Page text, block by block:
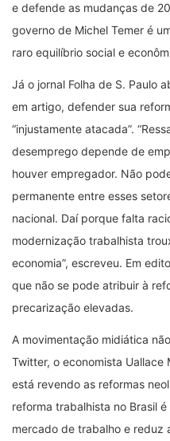
e defende as mudanças de
governo de Michel Temer é
raro equilíbrio social e
Já o jornal Folha de S. Paulo
em artigo, defender sua
“injustamente atacada”.
desemprego depende de
houver empregador. Não
permanente entre esses
nacional. Daí porque falta
modernização trabalhista
economia”, escreveu. Em
que não se pode atribuir à
precarização elevadas.
A movimentação midiática
Twitter, o economista Uallace
está revendo as reformas
reforma trabalhista no Brasil
mercado de trabalho e reduz